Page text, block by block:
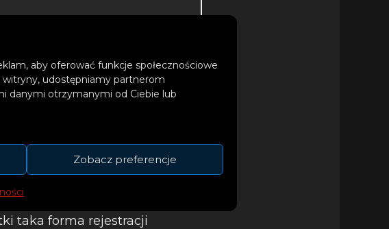
aby oferować funkcje społecznościowe
witryny, udostępniamy partnerom
danymi otrzymanymi od Ciebie lub
Zobacz preferencje
w życiu Alessandry.
siebie – to zapis jej
przypominają wycinki z
taka forma rejestracji